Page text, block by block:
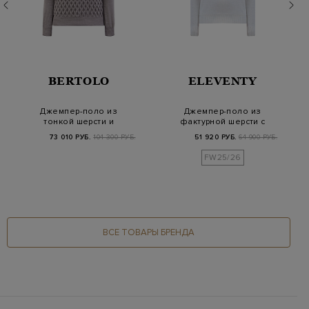
BERTOLO
Джемпер-поло из
тонкой шерсти и
уз…
73 010 РУБ. 104 300 РУБ.
ELEVENTY
Джемпер-поло из
фактурной шерсти с
51 920 РУБ. 64 900 РУБ.
FW25/26
ВСЕ ТОВАРЫ БРЕНДА